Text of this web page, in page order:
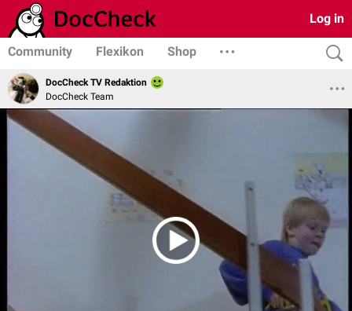
Log in
Community Flexikon Shop
DocCheck TV Redaktion
DocCheck Team